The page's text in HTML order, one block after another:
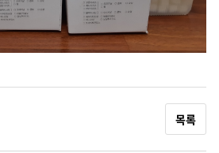
목록